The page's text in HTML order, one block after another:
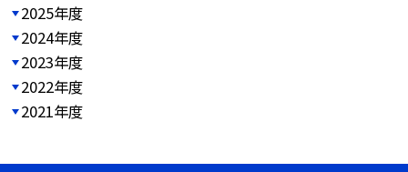
2025年度
2024年度
2023年度
2022年度
2021年度